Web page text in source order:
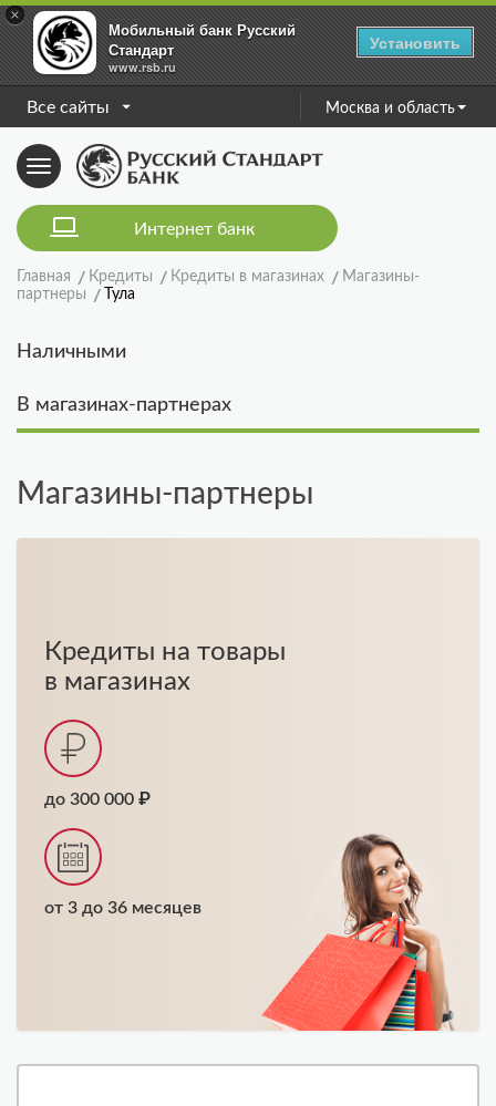
×
Мобильный банк Русский
Стандарт
www.rsb.ru
Установить
Все сайты Москва и область
Toggle
navigation
Интернет банк
Главная Кредиты Кредиты в магазинах
Магазины-
партнеры
Тула
Наличными
В магазинах-партнерах
Магазины-партнеры
Кредиты на товары
в магазинах
до 300 000 ₽
от 3 до 36 месяцев